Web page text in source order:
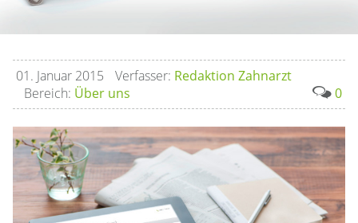
Sayffaerth
ein
wertvolles
Gut.
01. Januar 2015 Verfasser: Redaktion Zahnarzt
Bereich: Über uns 0